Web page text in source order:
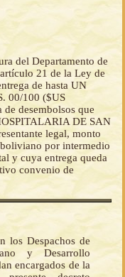
del Departamento de
21 de la Ley de
de hasta UN
00/100 ($US
desembolsos que
DE SAN
legal, monto
por intermedio
y cuya entrega queda
convenio de
los Despachos de
y Desarrollo
encargados de la